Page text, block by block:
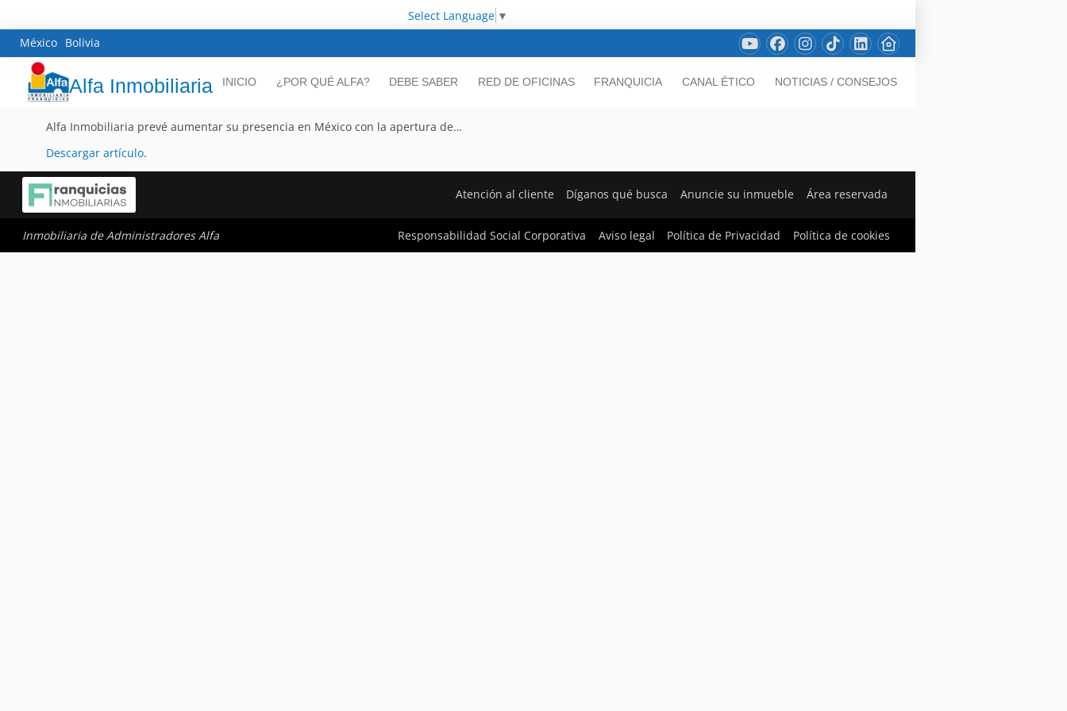
Select Language ▼
México Bolivia
Alfa Inmobiliaria INICIO ¿POR QUÉ ALFA? DEBE SABER RED DE OFICINAS FRANQUICIA CANAL ÉTICO NOTICIAS / CONSEJOS
Alfa Inmobiliaria prevé aumentar su presencia en México con la apertura de…
Descargar artículo.
Atención al cliente Díganos qué busca Anuncie su inmueble Área reservada
Inmobiliaria de Administradores Alfa Responsabilidad Social Corporativa Aviso legal Política de Privacidad Política de cookies